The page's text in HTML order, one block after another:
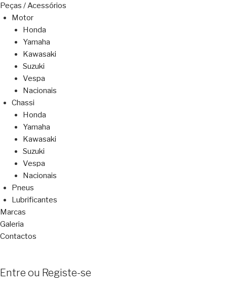
Peças / Acessórios
Motor
Honda
Yamaha
Kawasaki
Suzuki
Vespa
Nacionais
Chassi
Honda
Yamaha
Kawasaki
Suzuki
Vespa
Nacionais
Pneus
Lubrificantes
Marcas
Galeria
Contactos
Entre ou Registe-se